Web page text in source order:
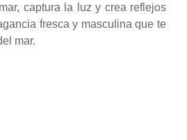
captura la luz y crea reflejos
fresca y masculina que te
mar.